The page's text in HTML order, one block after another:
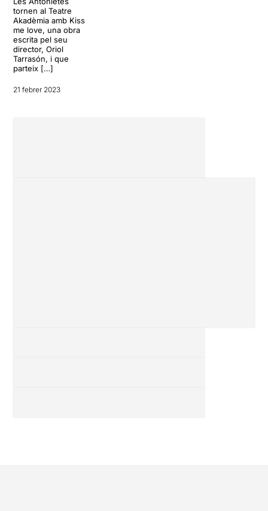
tornen al Teatre
Akadèmia amb Kiss
me love, una obra
escrita pel seu
director, Oriol
Tarrasón, i que
parteix […]
21 febrer 2023